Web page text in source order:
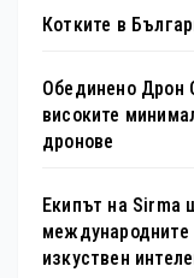
Котките в
Обединено Дрон
високите
дронове
Екипът на Sirma
международните
изкуствен